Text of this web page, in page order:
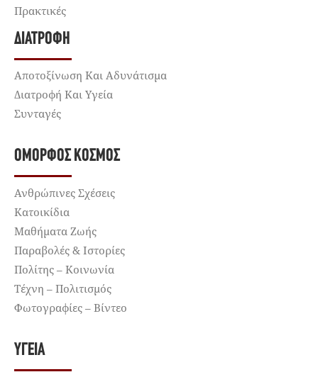
Πρακτικές
ΔΙΑΤΡΟΦΉ
Αποτοξίνωση Και Αδυνάτισμα
Διατροφή Και Υγεία
Συνταγές
ΌΜΟΡΦΟΣ ΚΌΣΜΟΣ
Ανθρώπινες Σχέσεις
Κατοικίδια
Μαθήματα Ζωής
Παραβολές & Ιστορίες
Πολίτης – Κοινωνία
Τέχνη – Πολιτισμός
Φωτογραφίες – Βίντεο
ΥΓΕΊΑ